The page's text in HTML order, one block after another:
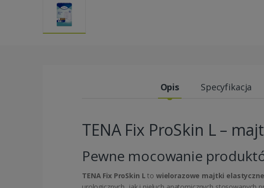
Opis Specyfikacja
TENA Fix ProSkin L –
Pewne mocowanie
TENA Fix ProSkin L to wielorazowe majtki elastyczne